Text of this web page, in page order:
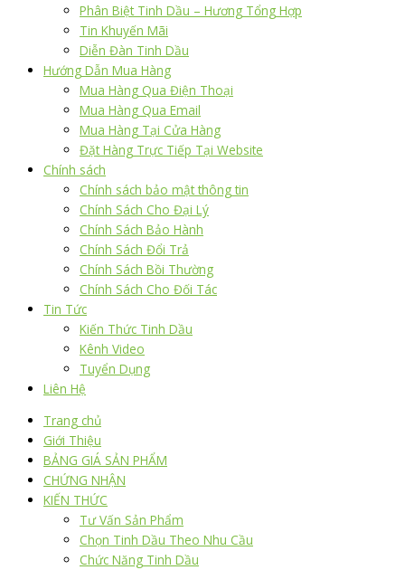
Phân Biệt Tinh Dầu – Hương Tổng Hợp
Tin Khuyến Mãi
Diễn Đàn Tinh Dầu
Hướng Dẫn Mua Hàng
Mua Hàng Qua Điện Thoại
Mua Hàng Qua Email
Mua Hàng Tại Cửa Hàng
Đặt Hàng Trực Tiếp Tại Website
Chính sách
Chính sách bảo mật thông tin
Chính Sách Cho Đại Lý
Chính Sách Bảo Hành
Chính Sách Đổi Trả
Chính Sách Bồi Thường
Chính Sách Cho Đối Tác
Tin Tức
Kiến Thức Tinh Dầu
Kênh Video
Tuyển Dụng
Liên Hệ
Trang chủ
Giới Thiệu
BẢNG GIÁ SẢN PHẨM
CHỨNG NHẬN
KIẾN THỨC
Tư Vấn Sản Phẩm
Chọn Tinh Dầu Theo Nhu Cầu
Chức Năng Tinh Dầu